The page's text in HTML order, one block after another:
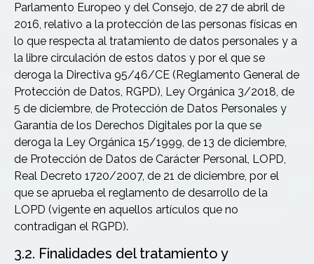
Parlamento Europeo y del Consejo, de 27 de abril de
2016, relativo a la protección de las personas físicas en
lo que respecta al tratamiento de datos personales y a
la libre circulación de estos datos y por el que se
deroga la Directiva 95/46/CE (Reglamento General de
Protección de Datos, RGPD), Ley Orgánica 3/2018, de
5 de diciembre, de Protección de Datos Personales y
Garantía de los Derechos Digitales por la que se
deroga la Ley Orgánica 15/1999, de 13 de diciembre,
de Protección de Datos de Carácter Personal, LOPD,
Real Decreto 1720/2007, de 21 de diciembre, por el
que se aprueba el reglamento de desarrollo de la
LOPD (vigente en aquellos artículos que no
contradigan el RGPD).
3.2. Finalidades del tratamiento y